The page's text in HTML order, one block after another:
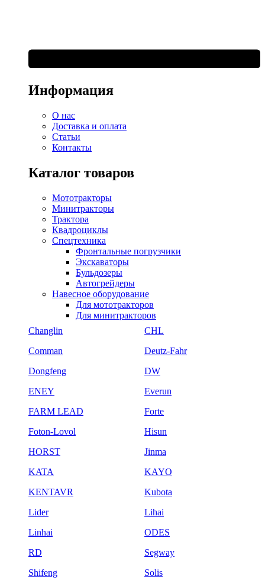
Информация
О нас
Доставка и оплата
Статьи
Контакты
Каталог товаров
Мототракторы
Минитракторы
Трактора
Квадроциклы
Спецтехника
Фронтальные погрузчики
Экскаваторы
Бульдозеры
Автогрейдеры
Навесное оборудование
Для мототракторов
Для минитракторов
Changlin
CHL
Comman
Deutz-Fahr
Dongfeng
DW
ENEY
Everun
FARM LEAD
Forte
Foton-Lovol
Hisun
HORST
Jinma
KATA
KAYO
KENTAVR
Kubota
Lider
Lihai
Linhai
ODES
RD
Segway
Shifeng
Solis